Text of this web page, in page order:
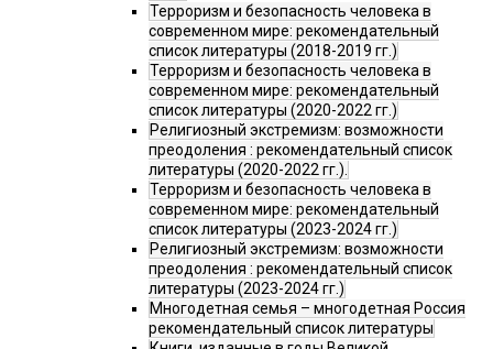
Терроризм и безопасность человека в
современном мире: рекомендательный
список литературы (2018-2019 гг.)
Терроризм и безопасность человека в
современном мире: рекомендательный
список литературы (2020-2022 гг.)
Религиозный экстремизм: возможности
преодоления : рекомендательный список
литературы (2020-2022 гг.).
Терроризм и безопасность человека в
современном мире: рекомендательный
список литературы (2023-2024 гг.)
Религиозный экстремизм: возможности
преодоления : рекомендательный список
литературы (2023-2024 гг.)
Многодетная семья – многодетная Россия
рекомендательный список литературы